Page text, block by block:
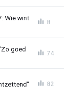
Wie wint
8
goed
74
82